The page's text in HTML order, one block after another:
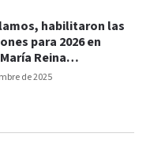
de 2025
habilitaron las
para 2026 en
Reina